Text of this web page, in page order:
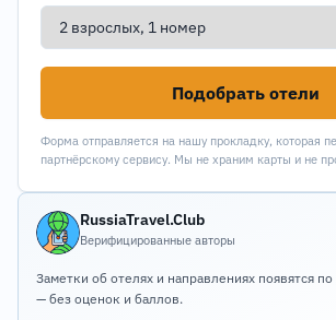
Подобрать отели
Форма отправляется на нашу прокладку, которая
партнёрскому сервису. Мы не храним карты и не
RussiaTravel.Club
Верифицированные авторы
Заметки об отелях и направлениях появятся
— без оценок и баллов.